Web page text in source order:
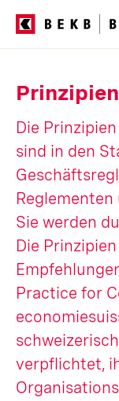
Die
sind in den
Sie werden
Die
Practice for
verpflichtet,